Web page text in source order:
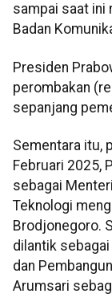
sampai saat ini
Badan
Presiden
perombakan
sepanjang
Sementara itu,
Februari 2025,
sebagai
Teknologi
Brodjonegoro.
dilantik sebagai
dan
Arumsari